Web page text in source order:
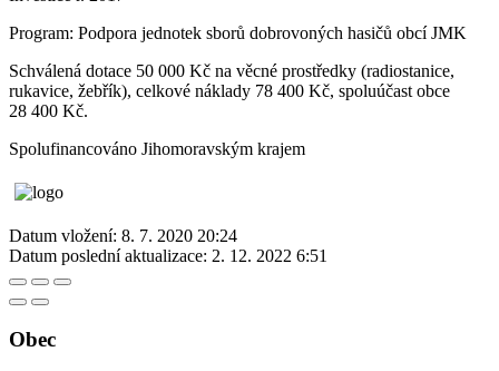
Program: Podpora jednotek sborů dobrovoných hasičů obcí JMK
Schválená dotace 50 000 Kč na věcné prostředky (radiostanice,
rukavice, žebřík), celkové náklady 78 400 Kč, spoluúčast obce
28 400 Kč.
Spolufinancováno Jihomoravským krajem
Datum vložení: 8. 7. 2020 20:24
Datum poslední aktualizace: 2. 12. 2022 6:51
Obec